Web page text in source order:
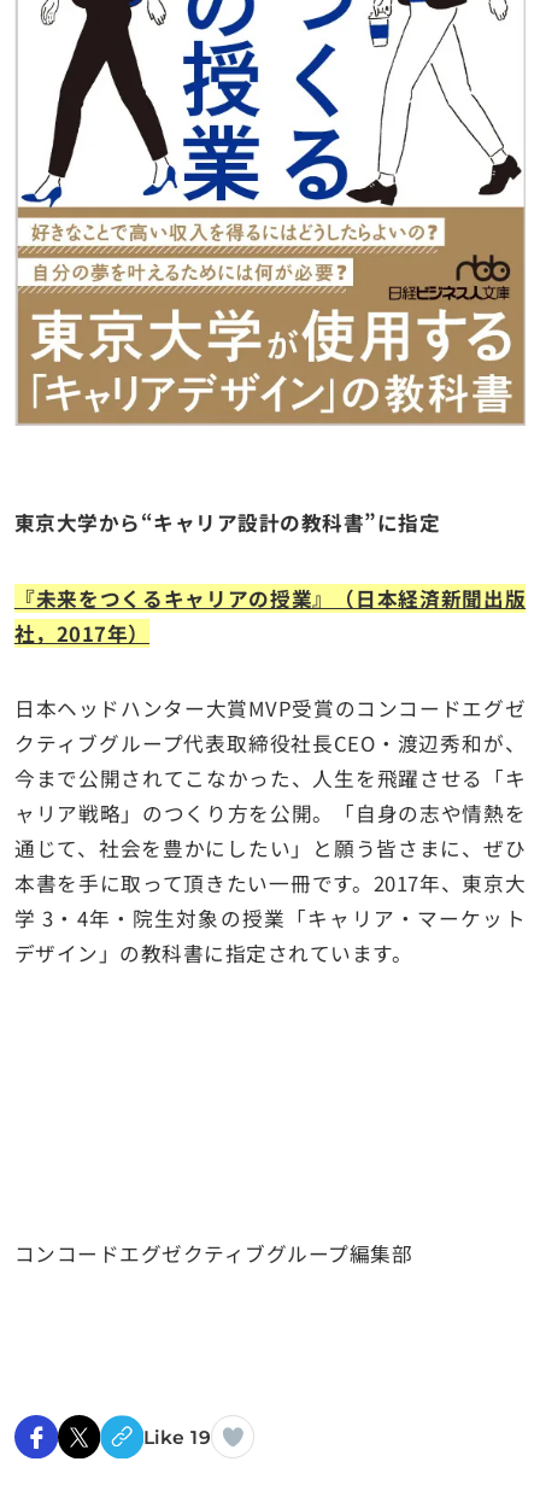
東京大学から“キャリア設計の教科書”に指定
『未来をつくるキャリアの授業』（日本経済新聞出版
社，2017年）
日本ヘッドハンター大賞MVP受賞のコンコードエグゼ
クティブグループ代表取締役社長CEO・渡辺秀和が、
今まで公開されてこなかった、人生を飛躍させる「キ
ャリア戦略」のつくり方を公開。「自身の志や情熱を
通じて、社会を豊かにしたい」と願う皆さまに、ぜひ
本書を手に取って頂きたい一冊です。2017年、東京大
学 3・4年・院生対象の授業「キャリア・マーケット
デザイン」の教科書に指定されています。
コンコードエグゼクティブグループ編集部
Like 19